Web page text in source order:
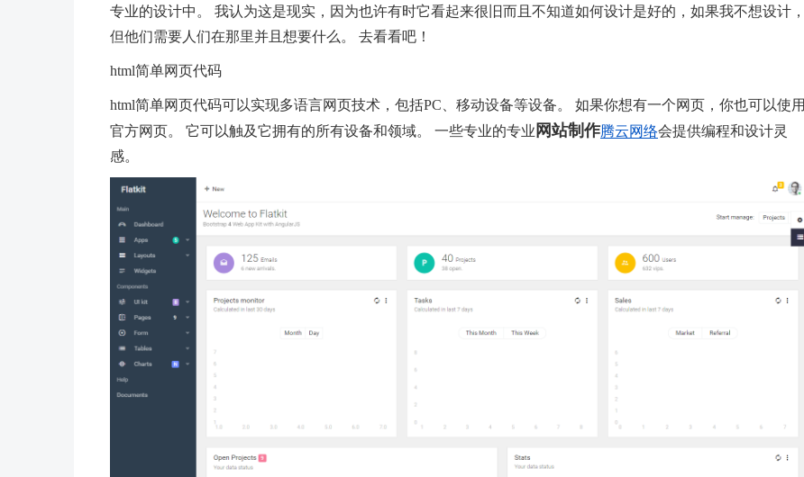
专业的设计中。 我认为这是现实，因为也许有时它看起来很旧而且不知道如何设计是好的，如果我不想设计，
但他们需要人们在那里并且想要什么。 去看看吧！
html简单网页代码
html简单网页代码可以实现多语言网页技术，包括PC、移动设备等设备。 如果你想有一个网页，你也可以使用
官方网页。 它可以触及它拥有的所有设备和领域。 一些专业的专业 网站制作腾云网络会提供编程和设计灵
感。